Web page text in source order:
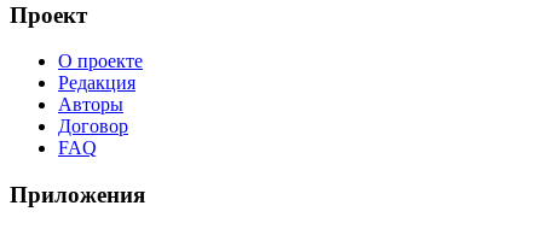
Проект
О проекте
Редакция
Авторы
Договор
FAQ
Приложения